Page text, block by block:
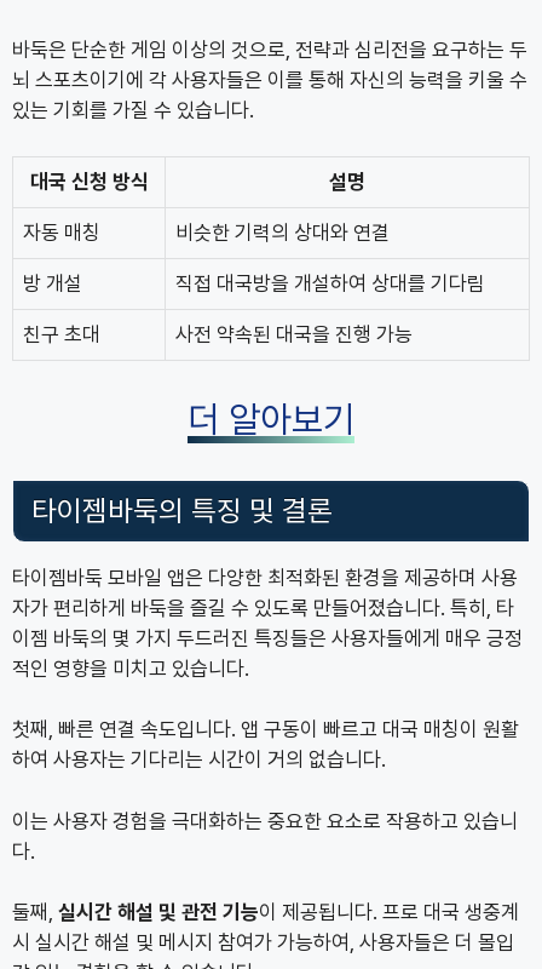
바둑은 단순한 게임 이상의 것으로, 전략과 심리전을 요구하는 두
뇌 스포츠이기에 각 사용자들은 이를 통해 자신의 능력을 키울 수
있는 기회를 가질 수 있습니다.
대국 신청 방식 설명
자동 매칭 비슷한 기력의 상대와 연결
방 개설 직접 대국방을 개설하여 상대를 기다림
친구 초대 사전 약속된 대국을 진행 가능
더 알아보기
타이젬바둑의 특징 및 결론
타이젬바둑 모바일 앱은 다양한 최적화된 환경을 제공하며 사용
자가 편리하게 바둑을 즐길 수 있도록 만들어졌습니다. 특히, 타
이젬 바둑의 몇 가지 두드러진 특징들은 사용자들에게 매우 긍정
적인 영향을 미치고 있습니다.
첫째, 빠른 연결 속도입니다. 앱 구동이 빠르고 대국 매칭이 원활
하여 사용자는 기다리는 시간이 거의 없습니다.
이는 사용자 경험을 극대화하는 중요한 요소로 작용하고 있습니
다.
둘째, 실시간 해설 및 관전 기능이 제공됩니다. 프로 대국 생중계
시 실시간 해설 및 메시지 참여가 가능하여, 사용자들은 더 몰입